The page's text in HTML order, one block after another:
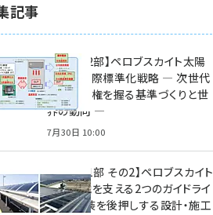
記事
特集【第2部】ペロブスカイト太陽
電池の国際標準化戦略 ― 次世代
市場の覇権を握る基準づくりと世
界の動向 ―
7月30日 10:00
特集【第1部 その2】ペロブスカイト
太陽電池を支える2つのガイドライ
ン ― 実装を後押しする設計・施工